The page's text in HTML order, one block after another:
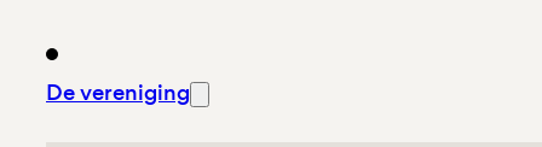
De vereniging